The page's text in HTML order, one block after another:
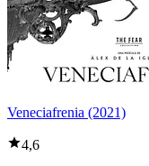
Veneciafrenia (2021)
4,6